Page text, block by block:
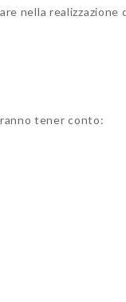
nella realizzazione
tener conto: